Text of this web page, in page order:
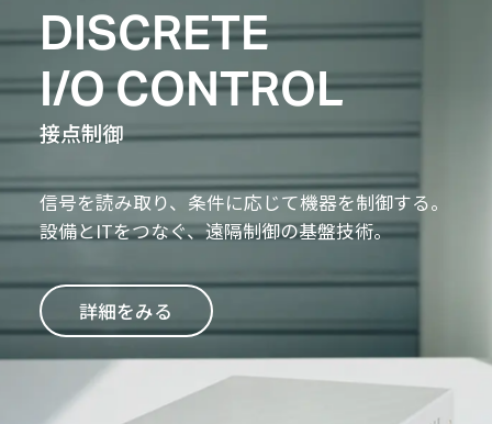
DISCRETE
I/O CONTROL
接点制御
信号を読み取り、条件に応じて機器を制御する。
設備とITをつなぐ、遠隔制御の基盤技術。
詳細をみる